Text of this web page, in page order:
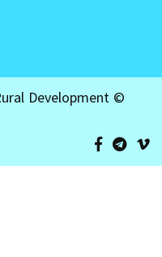
Development ©